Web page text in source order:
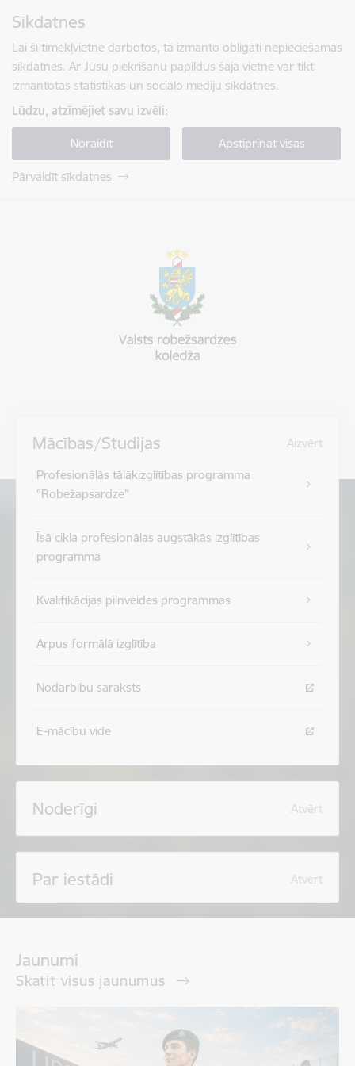
Sīkdatnes
Lai šī tīmekļvietne darbotos, tā izmanto obligāti nepieciešamās
sīkdatnes. Ar Jūsu piekrišanu papildus šajā vietnē var tikt
izmantotas statistikas un sociālo mediju sīkdatnes.
Lūdzu, atzīmējiet savu izvēli:
Noraidīt Apstiprināt visas
Pārvaldīt sīkdatnes
Mācības/Studijas Aizvērt
Profesionālās tālākizglītības programma
"Robežapsardze”
Īsā cikla profesionālas augstākās izglītības
programma
Kvalifikācijas pilnveides programmas
Ārpus formālā izglītība
Nodarbību saraksts
E-mācību vide
Noderīgi Atvērt
Par iestādi Atvērt
Jaunumi
Skatīt visus jaunumus